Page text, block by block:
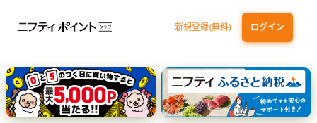
新規登録(無料) ログイン
三井住友カード（NL）オーロラデザイン
【三井住友銀行口座お持ちの方専用】Olive口座切替 P-one Wiz
ライフカードビジネスライトプラス dカード